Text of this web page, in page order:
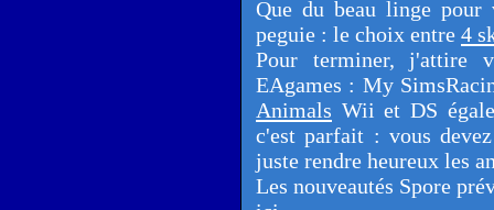
Que du beau linge
peguie : le choix entre 4
Pour terminer, j'attire
EAgames : My
Animals Wii et DS
c'est parfait : vous
juste rendre heureux les
Les nouveautés Spore